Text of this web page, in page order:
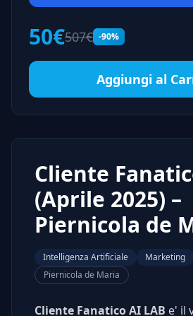
50€507€ -90%
Aggiungi al
Cliente
(Aprile 2025) –
Piernicola de
Intelligenza Artificiale Marketing
Piernicola de Maria
Cliente Fanatico AI LAB e' il